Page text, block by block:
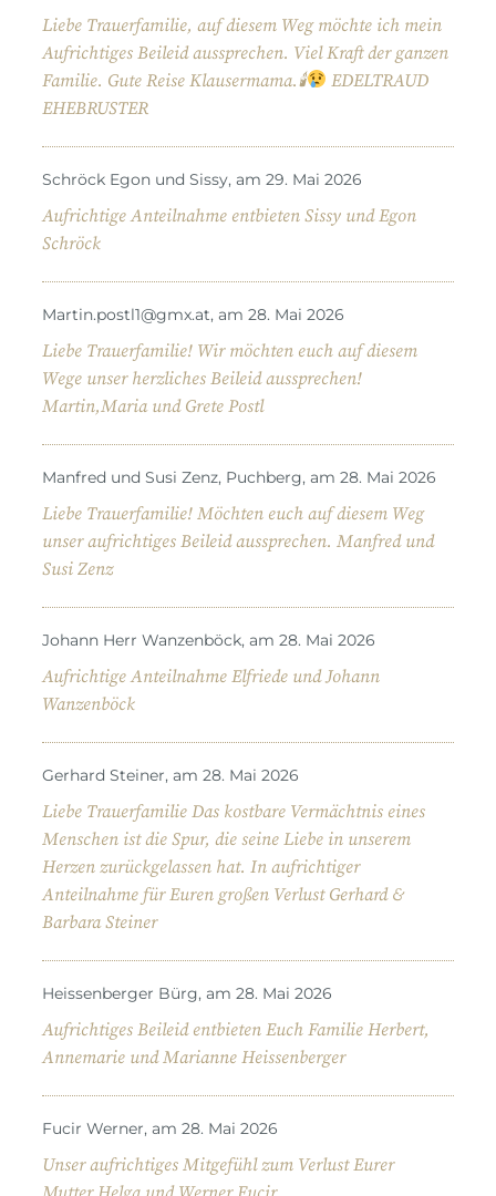
Liebe Trauerfamilie, auf diesem Weg möchte ich mein
Aufrichtiges Beileid aussprechen. Viel Kraft der ganzen
Familie. Gute Reise Klausermama.🕯
EDELTRAUD
EHEBRUSTER
Schröck Egon und Sissy, am 29. Mai 2026
Aufrichtige Anteilnahme entbieten Sissy und Egon
Schröck
Martin.postl1@gmx.at, am 28. Mai 2026
Liebe Trauerfamilie! Wir möchten euch auf diesem
Wege unser herzliches Beileid aussprechen!
Martin,Maria und Grete Postl
Manfred und Susi Zenz, Puchberg, am 28. Mai 2026
Liebe Trauerfamilie! Möchten euch auf diesem Weg
unser aufrichtiges Beileid aussprechen. Manfred und
Susi Zenz
Johann Herr Wanzenböck, am 28. Mai 2026
Aufrichtige Anteilnahme Elfriede und Johann
Wanzenböck
Gerhard Steiner, am 28. Mai 2026
Liebe Trauerfamilie Das kostbare Vermächtnis eines
Menschen ist die Spur, die seine Liebe in unserem
Herzen zurückgelassen hat. In aufrichtiger
Anteilnahme für Euren großen Verlust Gerhard &
Barbara Steiner
Heissenberger Bürg, am 28. Mai 2026
Aufrichtiges Beileid entbieten Euch Familie Herbert,
Annemarie und Marianne Heissenberger
Fucir Werner, am 28. Mai 2026
Unser aufrichtiges Mitgefühl zum Verlust Eurer